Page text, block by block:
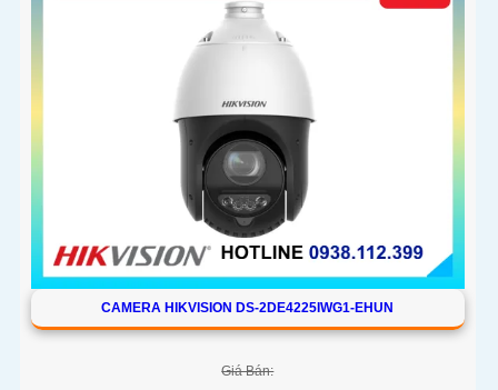
CAMERA HIKVISION DS-2DE4225IWG1-EHUN
Giá Bán: